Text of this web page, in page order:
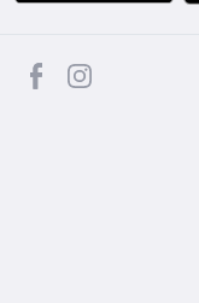
facebook